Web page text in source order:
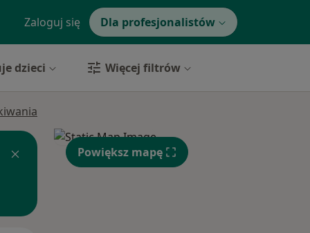
Zaloguj się Dla profesjonalistów
dzieci Więcej filtrów
Powiększ mapę